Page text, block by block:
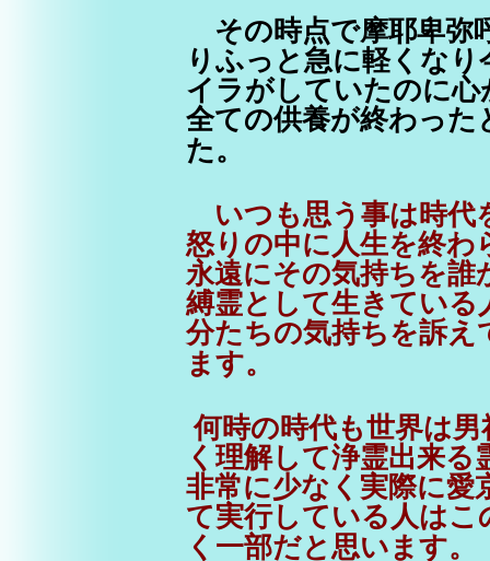
その時点で摩耶卑弥
りふっと急に軽くなり
イラがしていたのに
全ての供養が終わった
た。
いつも思う事は時代
怒りの中に人生を終わ
永遠にその気持ちを
縛霊として生きている
分たちの気持ちを訴
ます。
何時の時代も世界は
く理解して浄霊出来る
非常に少なく実際に愛
て実行している人はこ
く一部だと思います。